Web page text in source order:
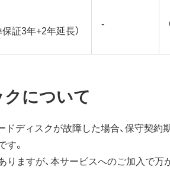
保証3年+2年延長）
-
について
ドディスクが故障した場合、保守契約
。
ますが、本サービスへのご加入で万